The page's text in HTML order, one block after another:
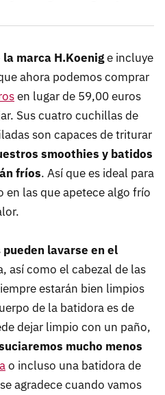
marca H.Koenige incluye
ahora podemos comprar
en lugar de 59,00 euros
Sus cuatro cuchillas de
son capaces de triturar
smoothies y batidos
fríos. Así que es ideal para
en las que apetece algo frío
pueden lavarse en el
así como el cabezal de las
estarán bien limpios
de la batidora es de
dejar limpio con un paño,
mucho menos
o incluso una batidora de
agradece cuando vamos